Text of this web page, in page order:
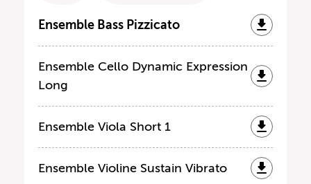
Ensemble Bass Pizzicato
Ensemble Cello Dynamic Expression
Long
Ensemble Viola Short 1
Ensemble Violine Sustain Vibrato